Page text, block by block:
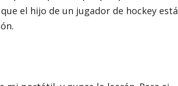
el hijo de un jugador de hockey está